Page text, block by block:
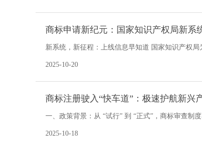
商标申请新纪元：国家知识产权局新系
新系统，新征程：上线信息早知道 国家知识产权
2025-10-20
商标注册驶入“快车道”：极速护航新兴
一、政策背景：从 “试行” 到 “正式”，商标审查制
2025-10-18